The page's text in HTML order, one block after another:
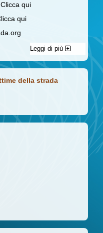
Clicca qui
qui
Leggi di più
della strada